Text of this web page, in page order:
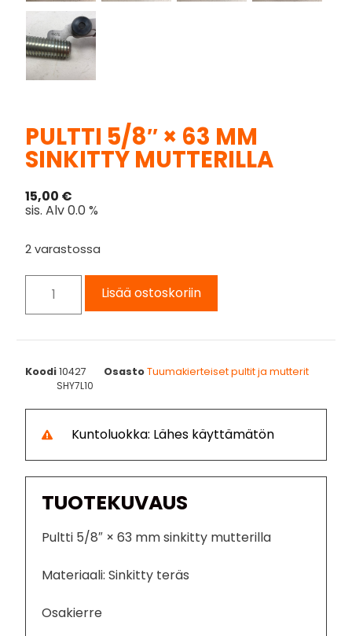
PULTTI 5/8″ × 63 MM
SINKITTY MUTTERILLA
15,00 €
sis. Alv 0.0 %
2 varastossa
Lisää ostoskoriin
Koodi10427 OsastoTuumakierteiset pultit ja mutterit
SHY7L10
Kuntoluokka: Lähes käyttämätön
TUOTEKUVAUS
Pultti 5/8″ × 63 mm sinkitty mutterilla
Materiaali: Sinkitty teräs
Osakierre